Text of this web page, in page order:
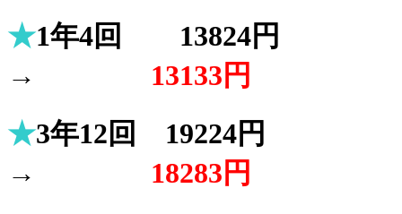
★1年4回 13824円
→
13133円
★3年12回 19224円
→
18283円